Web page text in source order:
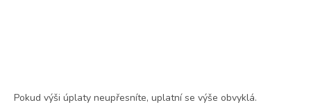
Pokud výši úplaty neupřesníte, uplatní se výše obvyklá.